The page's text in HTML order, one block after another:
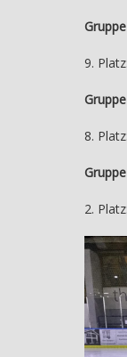
9.
8.
2.